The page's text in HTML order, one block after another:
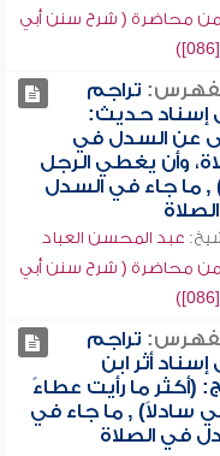
محاضرة ( شرح سنن أبي
تراجم
إسناد حديث:
عن السدل في
وأن يغطي الرجل
, ما جاء في السدل
عبد المحسن العباد
محاضرة ( شرح سنن أبي
تراجم
إسناد أثر ابن
(أكثر ما رأيت عطاءً
سادلاً) , ما جاء في
في الصلاة